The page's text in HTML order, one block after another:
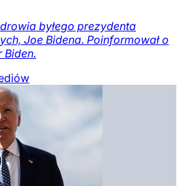
byłego prezydenta
Joe Bidena. Poinformował o
Biden.